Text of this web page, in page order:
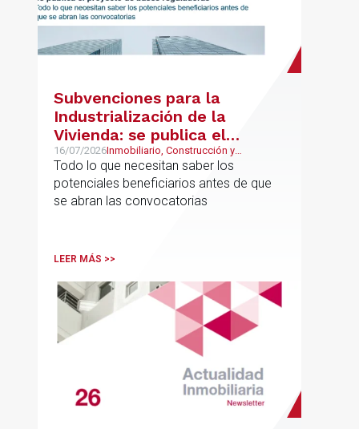
Subvenciones para la
Industrialización de la
Vivienda: se publica el
proyecto de bases
reguladoras
16/07/2026Inmobiliario, Construcción y
Urbanismo
Todo lo que necesitan saber los
potenciales beneficiarios antes de que
se abran las convocatorias
LEER MÁS >>